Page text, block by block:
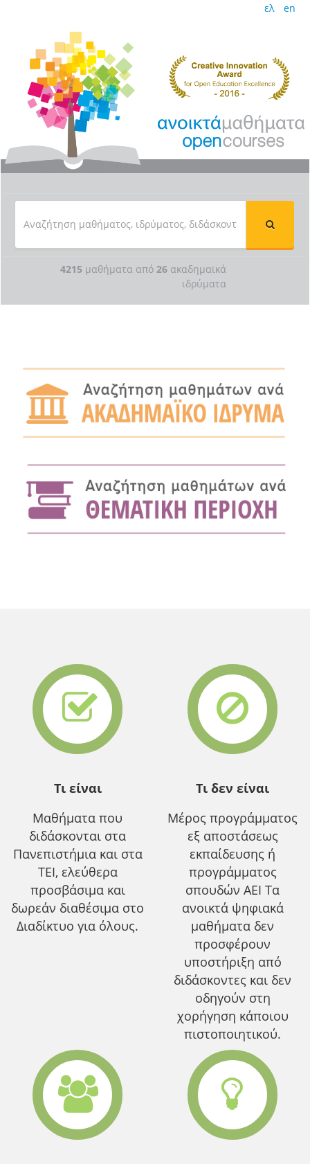
ελ en
4215 μαθήματα από 26 ακαδημαϊκά
ιδρύματα
Τι είναι
Μαθήματα που
διδάσκονται στα
Πανεπιστήμια και στα
ΤΕΙ, ελεύθερα
προσβάσιμα και
δωρεάν διαθέσιμα στο
Διαδίκτυο για όλους.
Τι δεν είναι
Μέρος προγράμματος
εξ αποστάσεως
εκπαίδευσης ή
προγράμματος
σπουδών ΑΕΙ Τα
ανοικτά ψηφιακά
μαθήματα δεν
προσφέρουν
υποστήριξη από
διδάσκοντες και δεν
οδηγούν στη
χορήγηση κάποιου
πιστοποιητικού.